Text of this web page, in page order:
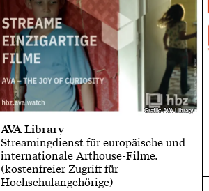
Grafik: AVA Library
Grafik: AVA Library
AVA Library
Streamingdienst für europäische und
internationale Arthouse-Filme.
(kostenfreier Zugriff für
Hochschulangehörige)